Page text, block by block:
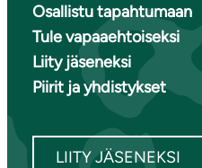
Osallistu tapahtumaan
Tule vapaaehtoiseksi
Liity jäseneksi
Piirit ja yhdistykset
LIITY JÄSENEKSI